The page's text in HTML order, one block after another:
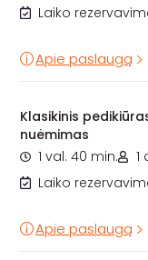
Laiko
Apie paslaugą
Klasikinis
nuėmimas
1 val. 40 min.
1
Laiko
Apie paslaugą